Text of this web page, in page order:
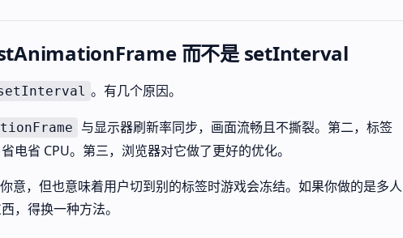
而不是 setInterval
。有几个原因。
与显示器刷新率同步，画面流畅且不撕裂。第二，标签
电省 CPU。第三，浏览器对它做了更好的优化。
意，但也意味着用户切到别的标签时游戏会冻结。如果你做的是多人
，得换一种方法。